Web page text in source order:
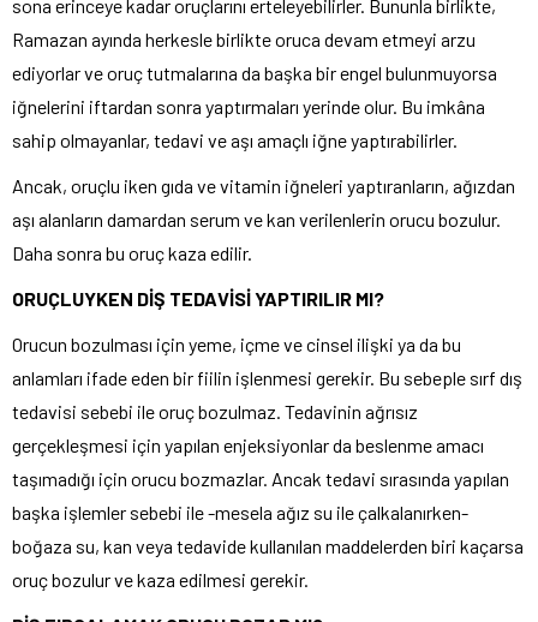
sona erinceye kadar oruçlarını erteleyebilirler. Bununla birlikte,
Ramazan ayında herkesle birlikte oruca devam etmeyi arzu
ediyorlar ve oruç tutmalarına da başka bir engel bulunmuyorsa
iğnelerini iftardan sonra yaptırmaları yerinde olur. Bu imkâna
sahip olmayanlar, tedavi ve aşı amaçlı iğne yaptırabilirler.
Ancak, oruçlu iken gıda ve vitamin iğneleri yaptıranların, ağızdan
aşı alanların damardan serum ve kan verilenlerin orucu bozulur.
Daha sonra bu oruç kaza edilir.
ORUÇLUYKEN DİŞ TEDAVİSİ YAPTIRILIR MI?
Orucun bozulması için yeme, içme ve cinsel ilişki ya da bu
anlamları ifade eden bir fiilin işlenmesi gerekir. Bu sebeple sırf dış
tedavisi sebebi ile oruç bozulmaz. Tedavinin ağrısız
gerçekleşmesi için yapılan enjeksiyonlar da beslenme amacı
taşımadığı için orucu bozmazlar. Ancak tedavi sırasında yapılan
başka işlemler sebebi ile -mesela ağız su ile çalkalanırken-
boğaza su, kan veya tedavide kullanılan maddelerden biri kaçarsa
oruç bozulur ve kaza edilmesi gerekir.